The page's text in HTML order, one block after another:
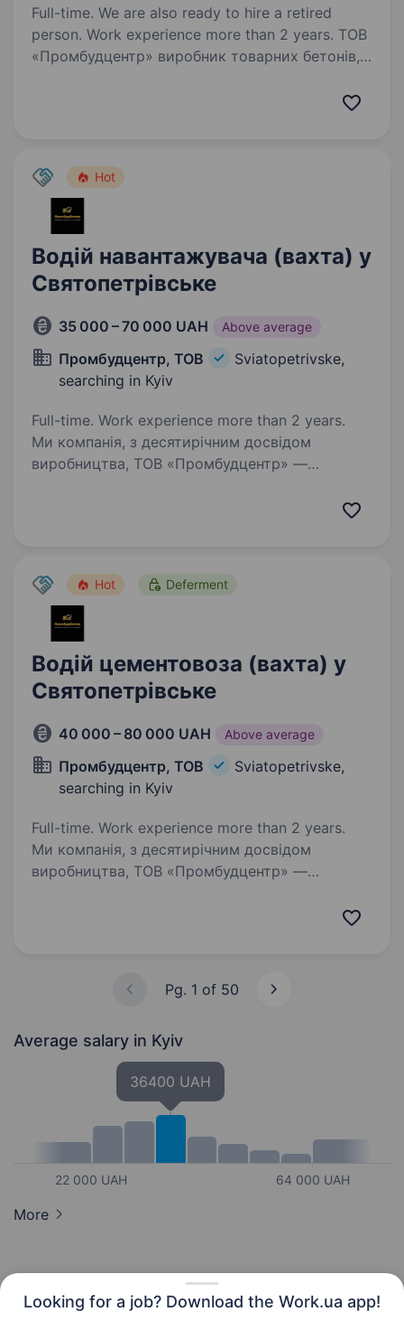
Looking for a job? Download the Work.ua app!
Full-time. We are also ready to hire a retired
person. Work experience more than 2 years. ТОВ
«Промбудцентр» виробник товарних бетонів,
Святопетрівське…
Hot
Водій навантажувача (вахта) у
Святопетрівське
35 000 – 70 000 UAH Above average
Промбудцентр, ТОВ
Sviatopetrivske,
searching in Kyiv
Full-time. Work experience more than 2 years.
Ми компанія, з десятирічним досвідом
виробництва, ТОВ «Промбудцентр» —
Hot Deferment
Водій цементовоза (вахта) у
Святопетрівське
40 000 – 80 000 UAH Above average
Промбудцентр, ТОВ
Sviatopetrivske,
searching in Kyiv
Full-time. Work experience more than 2 years.
Ми компанія, з десятирічним досвідом
виробництва, ТОВ «Промбудцентр» —
Pg. 1 of 50
Average salary in Kyiv
22 000 UAH
36400 UAH
64 000 UAH
More